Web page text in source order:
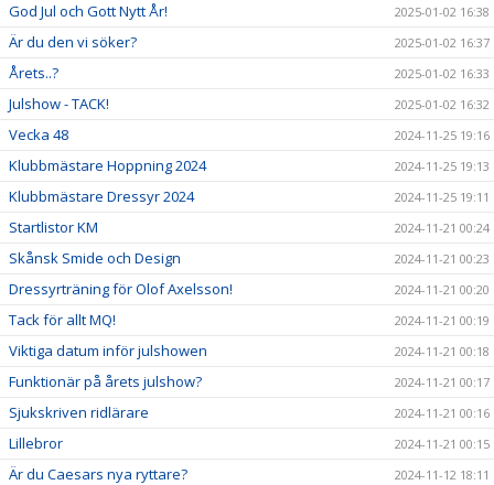
God Jul och Gott Nytt År! 2025-01-02 16:38
Är du den vi söker? 2025-01-02 16:37
Årets..? 2025-01-02 16:33
Julshow - TACK! 2025-01-02 16:32
Vecka 48 2024-11-25 19:16
Klubbmästare Hoppning 2024 2024-11-25 19:13
Klubbmästare Dressyr 2024 2024-11-25 19:11
Startlistor KM 2024-11-21 00:24
Skånsk Smide och Design 2024-11-21 00:23
Dressyrträning för Olof Axelsson! 2024-11-21 00:20
Tack för allt MQ! 2024-11-21 00:19
Viktiga datum inför julshowen 2024-11-21 00:18
Funktionär på årets julshow? 2024-11-21 00:17
Sjukskriven ridlärare 2024-11-21 00:16
Lillebror 2024-11-21 00:15
Är du Caesars nya ryttare? 2024-11-12 18:11